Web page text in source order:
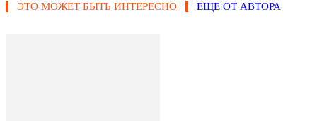
ЭТО МОЖЕТ БЫТЬ ИНТЕРЕСНО ЕЩЕ ОТ АВТОРА